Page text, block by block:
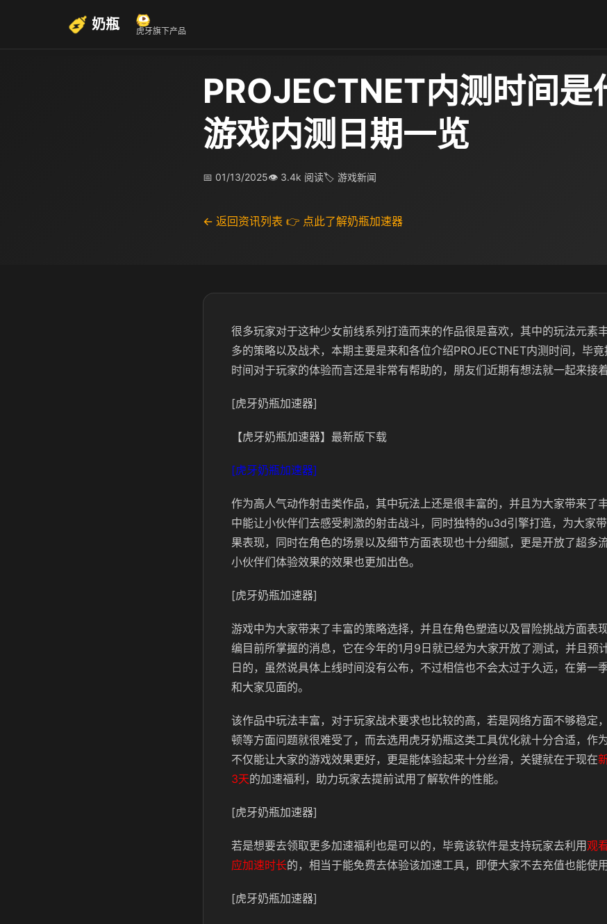
奶瓶 虎牙旗下产品
PROJECTNET内测时间是
游戏内测日期一览
📅 01/13/2025👁 3.4k 阅读🏷 游戏新闻
← 返回资讯列表 👉 点此了解奶瓶加速器
很多玩家对于这种少女前线系列打造而来的作品很是喜欢，其中的玩法元素
多的策略以及战术，本期主要是来和各位介绍PROJECTNET内测时间，毕
时间对于玩家的体验而言还是非常有帮助的，朋友们近期有想法就一起来接
[虎牙奶瓶加速器]
【虎牙奶瓶加速器】最新版下载
[虎牙奶瓶加速器]
作为高人气动作射击类作品，其中玩法上还是很丰富的，并且为大家带来了
中能让小伙伴们去感受刺激的射击战斗，同时独特的u3d引擎打造，为大家
果表现，同时在角色的场景以及细节方面表现也十分细腻，更是开放了超多
小伙伴们体验效果的效果也更加出色。
[虎牙奶瓶加速器]
游戏中为大家带来了丰富的策略选择，并且在角色塑造以及冒险挑战方面表
编目前所掌握的消息，它在今年的1月9日就已经为大家开放了测试，并且预
日的，虽然说具体上线时间没有公布，不过相信也不会太过于久远，在第一
和大家见面的。
该作品中玩法丰富，对于玩家战术要求也比较的高，若是网络方面不够稳定
顿等方面问题就很难受了，而去选用虎牙奶瓶这类工具优化就十分合适，作
不仅能让大家的游戏效果更好，更是能体验起来十分丝滑，关键就在于现在
3天的加速福利，助力玩家去提前试用了解软件的性能。
[虎牙奶瓶加速器]
若是想要去领取更多加速福利也是可以的，毕竟该软件是支持玩家去利用观
应加速时长的，相当于能免费去体验该加速工具，即便大家不去充值也能使用
[虎牙奶瓶加速器]